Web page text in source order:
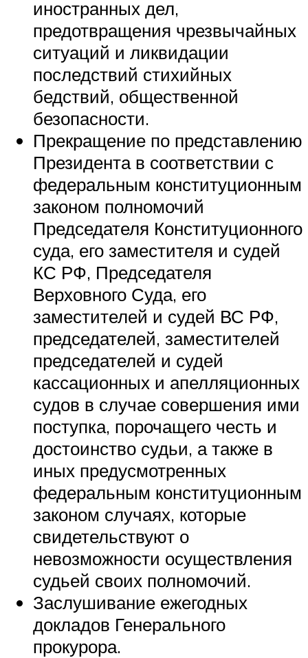
иностранных дел,
предотвращения чрезвычайных
ситуаций и ликвидации
последствий стихийных
бедствий, общественной
безопасности.
Прекращение по представлению
Президента в соответствии с
федеральным конституционным
законом полномочий
Председателя Конституционного
суда, его заместителя и судей
КС РФ, Председателя
Верховного Суда, его
заместителей и судей ВС РФ,
председателей, заместителей
председателей и судей
кассационных и апелляционных
судов в случае совершения ими
поступка, порочащего честь и
достоинство судьи, а также в
иных предусмотренных
федеральным конституционным
законом случаях, которые
свидетельствуют о
невозможности осуществления
судьей своих полномочий.
Заслушивание ежегодных
докладов Генерального
прокурора.